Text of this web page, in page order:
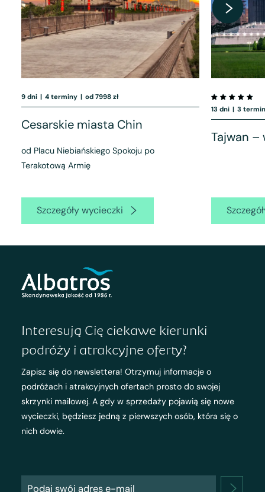
9 dni | 4 terminy | od 7998 zł
Cesarskie miasta Chin
od Placu Niebiańskiego Spokoju po
Terakotową Armię
Szczegóły wycieczki
13 dni | 3
Tajwan –
Interesują Cię ciekawe kierunki
podróży i atrakcyjne oferty?
Zapisz się do newslettera! Otrzymuj informacje o
podróżach i atrakcyjnych ofertach prosto do swojej
skrzynki mailowej. A gdy w sprzedaży pojawią się nowe
wycieczki, będziesz jedną z pierwszych osób, która się o
nich dowie.